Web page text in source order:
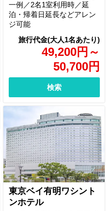
49,200円 ～
50,700円
一例／2名1室利用時／延
泊・帰着日延長などアレン
ジ可能
検索
東京ベイ有明ワシント
ンホテル